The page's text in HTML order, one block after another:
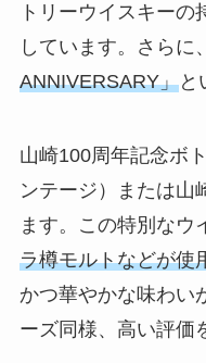
トリーウイスキー
しています。さらに、
ANNIVERSARY」と
山崎100周年記念ボ
ンテージ）または山
ます。この特別なウ
ラ樽モルトなどが使
かつ華やかな味わい
ーズ同様、高い評価